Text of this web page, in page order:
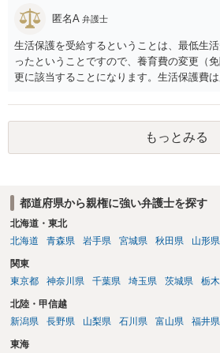
匿名A 弁護士
生活保護を受給するということは、最低生
ったということですので、養育費の変更（
更に該当することになります。生活保護費
支払った場合に返還請求権が認められたり
ィが課されたりするわけではなく、「残り
よ」ということになるので、生活保護を受
みやかに合意のための話し合いあるいは調
もっとみる
都道府県から親権に強い弁護士を探す
北海道・東北
北海道
青森県 岩手県 宮城県 秋田県 山形県
関東
東京都
神奈川県 千葉県 埼玉県 茨城県 栃
北陸・甲信越
新潟県
長野県 山梨県 石川県 富山県 福井県
東海